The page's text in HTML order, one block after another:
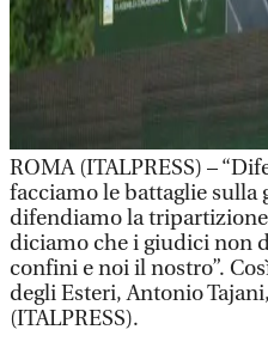
ROMA (ITALPRESS) –
facciamo le battaglie sulla
difendiamo la
diciamo che i giudici non
confini e noi il nostro”.
degli Esteri, Antonio
(ITALPRESS).